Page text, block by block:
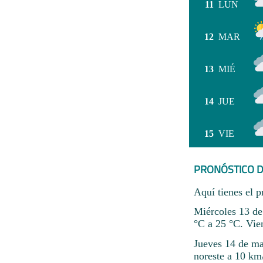
11 LUN
12 MAR
13 MIÉ
14 JUE
15 VIE
PRONÓSTICO
Aquí tienes el
Miércoles 13
°C a 25 °C.
Jueves 14 de
noreste a 10